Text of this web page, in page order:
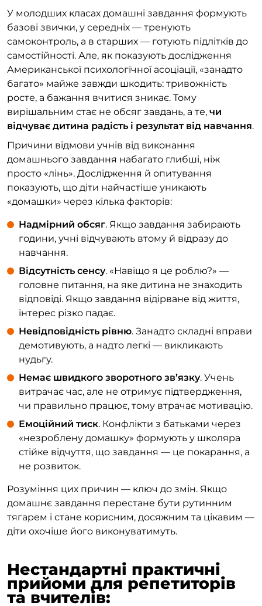
У молодших класах домашні завдання формують
базові звички, у середніх — тренують
самоконтроль, а в старших — готують підлітків до
самостійності. Але, як показують дослідження
Американської психологічної асоціації, «занадто
багато» майже завжди шкодить: тривожність
росте, а бажання вчитися зникає. Тому
вирішальним стає не обсяг завдань, а те, чи
відчуває дитина радість і результат від навчання.
Причини відмови учнів від виконання
домашнього завдання набагато глибші, ніж
просто «лінь». Дослідження й опитування
показують, що діти найчастіше уникають
«домашки» через кілька факторів:
Надмірний обсяг. Якщо завдання забирають
години, учні відчувають втому й відразу до
навчання.
Відсутність сенсу. «Навіщо я це роблю?» —
головне питання, на яке дитина не знаходить
відповіді. Якщо завдання відірване від життя,
інтерес різко падає.
Невідповідність рівню. Занадто складні вправи
демотивують, а надто легкі — викликають
нудьгу.
Немає швидкого зворотного зв’язку. Учень
витрачає час, але не отримує підтвердження,
чи правильно працює, тому втрачає мотивацію.
Емоційний тиск. Конфлікти з батьками через
«незроблену домашку» формують у школяра
стійке відчуття, що завдання — це покарання, а
не розвиток.
Розуміння цих причин — ключ до змін. Якщо
домашнє завдання перестане бути рутинним
тягарем і стане корисним, досяжним та цікавим —
діти охочіше його виконуватимуть.
Нестандартні практичні
прийоми для репетиторів
та вчителів: